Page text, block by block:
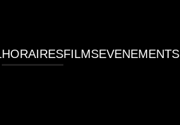
HORAIRESFILMSEVENEMENTS